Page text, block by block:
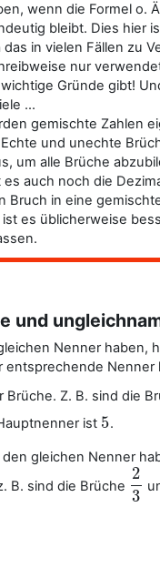
wenn die Formel o.
bleibt. Dies hier
das in vielen Fällen zu
nur
Gründe gibt!
...
gemischte Zahlen
und unechte
um alle Brüche
auch noch die
Bruch in eine
es üblicherweise
und
Nenner haben,
entsprechende Nenner
Brüche. Z. B. sind die
ist 5
5.
gleichen Nenner
B. sind die Brüche
2
3
23